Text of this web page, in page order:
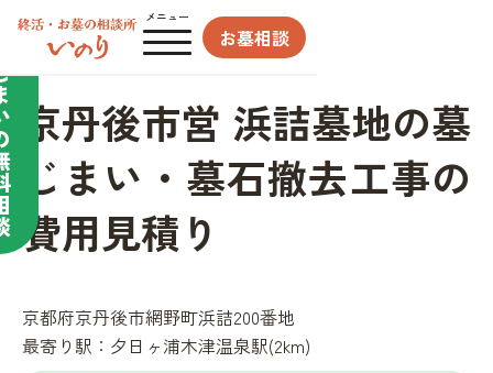
メニュー
お墓相談
京丹後市営 浜詰墓地の墓
じまい・墓石撤去工事の
費用見積り
京都府京丹後市網野町浜詰200番地
最寄り駅： 夕日ヶ浦木津温泉駅(2km)